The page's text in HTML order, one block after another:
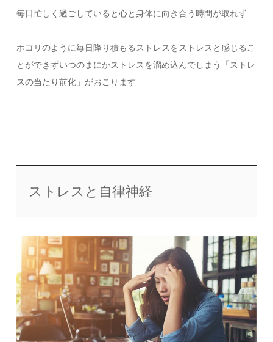
毎日忙しく過ごしていると心と身体に向き合う時間が取れず
ホコリのように毎日降り積もるストレスをストレスと感じるこ
とができずいつのまにかストレスを溜め込んでしまう「ストレ
スの当たり前化」がおこります
ストレスと自律神経